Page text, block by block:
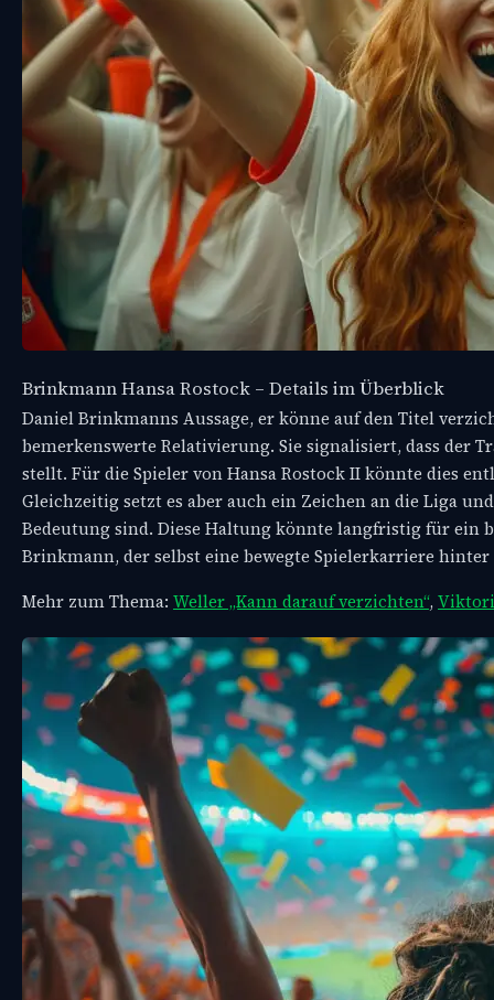
Brinkmann Hansa Rostock – Details im Überblick
Daniel Brinkmanns Aussage, er könne auf den Titel
bemerkenswerte Relativierung. Sie signalisiert, dass der
stellt. Für die Spieler von Hansa Rostock II könnte dies
Gleichzeitig setzt es aber auch ein Zeichen an die Liga
Bedeutung sind. Diese Haltung könnte langfristig für ein
Brinkmann, der selbst eine bewegte Spielerkarriere
Mehr zum Thema: Weller „Kann darauf verzichten“,